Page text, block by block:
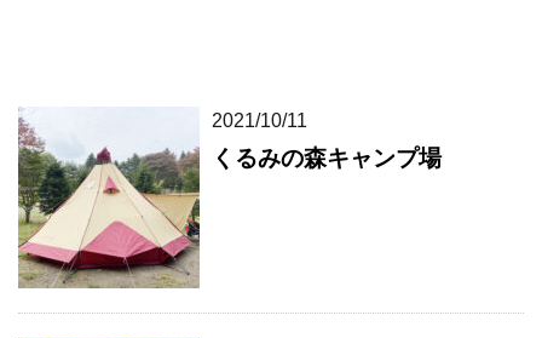
2021/10/11
くるみの森キャンプ場